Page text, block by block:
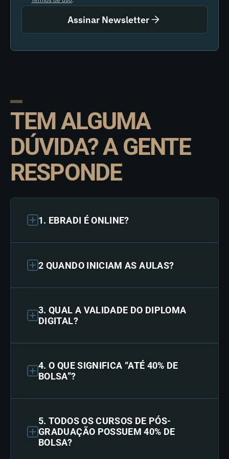
Assinar Newsletter
TEM ALGUMA
DÚVIDA? A GENTE
RESPONDE
1. EBRADI É ONLINE?
2 QUANDO INICIAM AS AULAS?
3. QUAL A VALIDADE DO DIPLOMA
DIGITAL?
4. O QUE SIGNIFICA “ATÉ 40% DE
BOLSA”?
5. TODOS OS CURSOS DE PÓS-
GRADUAÇÃO POSSUEM 40% DE
BOLSA?